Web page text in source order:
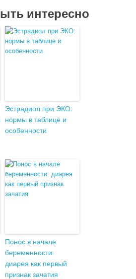
интересно
Эстрадиол при ЭКО:
нормы в таблице и
особенности
Понос в начале
беременности:
диарея как первый
признак зачатия